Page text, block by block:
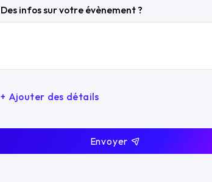
Des infos sur votre évènement ?
+ Ajouter des détails
Envoyer